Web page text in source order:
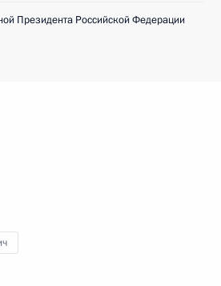
Президента Российской Федерации